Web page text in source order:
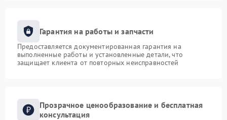
Гарантия на работы и запчасти
Предоставляется документированная гарантия на
выполненные работы и установленные детали, что
защищает клиента от повторных неисправностей
Прозрачное ценообразование и бесплатная
консультация